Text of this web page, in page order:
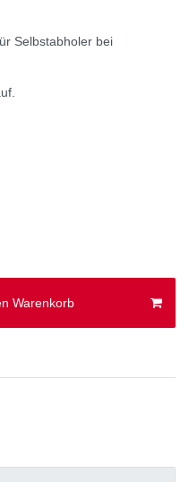
Selbstabholer bei
Warenkorb